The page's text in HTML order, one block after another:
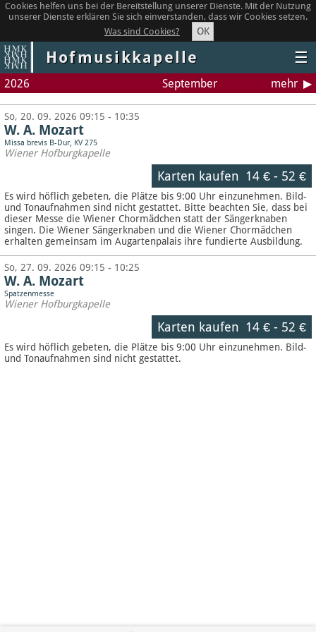
Cookies helfen uns bei der Bereitstellung unserer Dienste. Mit der Nutzung
unserer Dienste erklären Sie sich einverstanden, dass wir Cookies setzen.
Was sind Cookies?
OK
Hofmusikkapelle ☰
2026 September mehr
So, 20. 09. 2026 09:15 - 10:35
W. A. Mozart
Missa brevis B-Dur, KV 275
Wiener Hofburgkapelle
Karten kaufen 14 €- 52 €
Es wird höflich gebeten, die Plätze bis 9:00 Uhr einzunehmen. Bild-
und Tonaufnahmen sind nicht gestattet. Bitte beachten Sie, dass bei
dieser Messe die Wiener Chormädchen statt der Sängerknaben
singen. Die Wiener Sängerknaben und die Wiener Chormädchen
erhalten gemeinsam im Augartenpalais ihre fundierte Ausbildung.
So, 27. 09. 2026 09:15 - 10:25
W. A. Mozart
Spatzenmesse
Wiener Hofburgkapelle
Karten kaufen 14 €- 52 €
Es wird höflich gebeten, die Plätze bis 9:00 Uhr einzunehmen. Bild-
und Tonaufnahmen sind nicht gestattet.